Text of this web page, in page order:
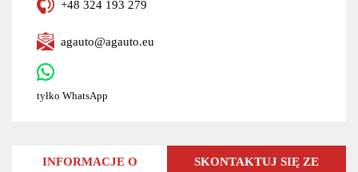
+48 324 193 279
agauto@agauto.eu
tyłko WhatsApp
INFORMACJE O
SKONTAKTUJ SIĘ ZE